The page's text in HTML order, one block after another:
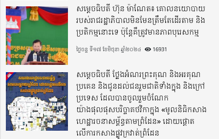
សម្តេចធិបតី ហ៊ុន ម៉ាណែត៖ គោលនយោបាយ
របស់រាជរដ្ឋាភិបាលមិនមែនត្រឹមតែដើរតាម និង
ប្រតិកម្មនោះទេ ប៉ុន្តែគឺត្រូវមានភាពបុរេសកម្ម
ថ្ងៃចន្ទ ទី១៧ ខែមិថុនា ឆ្នាំ២០២៤ 16931
សម្តេចធិបតី ថ្លែងអំណរព្រះគុណ និងអរគុណ
ប្រគេន និងជូនដល់ជនរួមជាតិទាំងក្នុង​ និងក្រៅ
ប្រទេស​ ដែលបានចូលរួមចំណែក
យ៉ាងផុលផុសបរិច្ចាគថវិកាក្នុង «មូលនិធិកសាង
ហេដ្ឋារចនាសម្ព័ន្ធតាមព្រំដែន» ដោយផ្ដោត
លើការកសាងផ្លូវក្រវាត់ព្រំដែន